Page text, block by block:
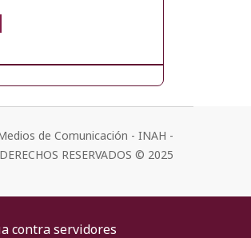
de Comunicación - INAH -
RESERVADOS © 2025
contra servidores